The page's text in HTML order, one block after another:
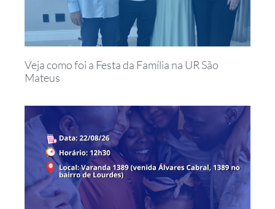
Veja como foi a Festa da Família na UR São
Mateus